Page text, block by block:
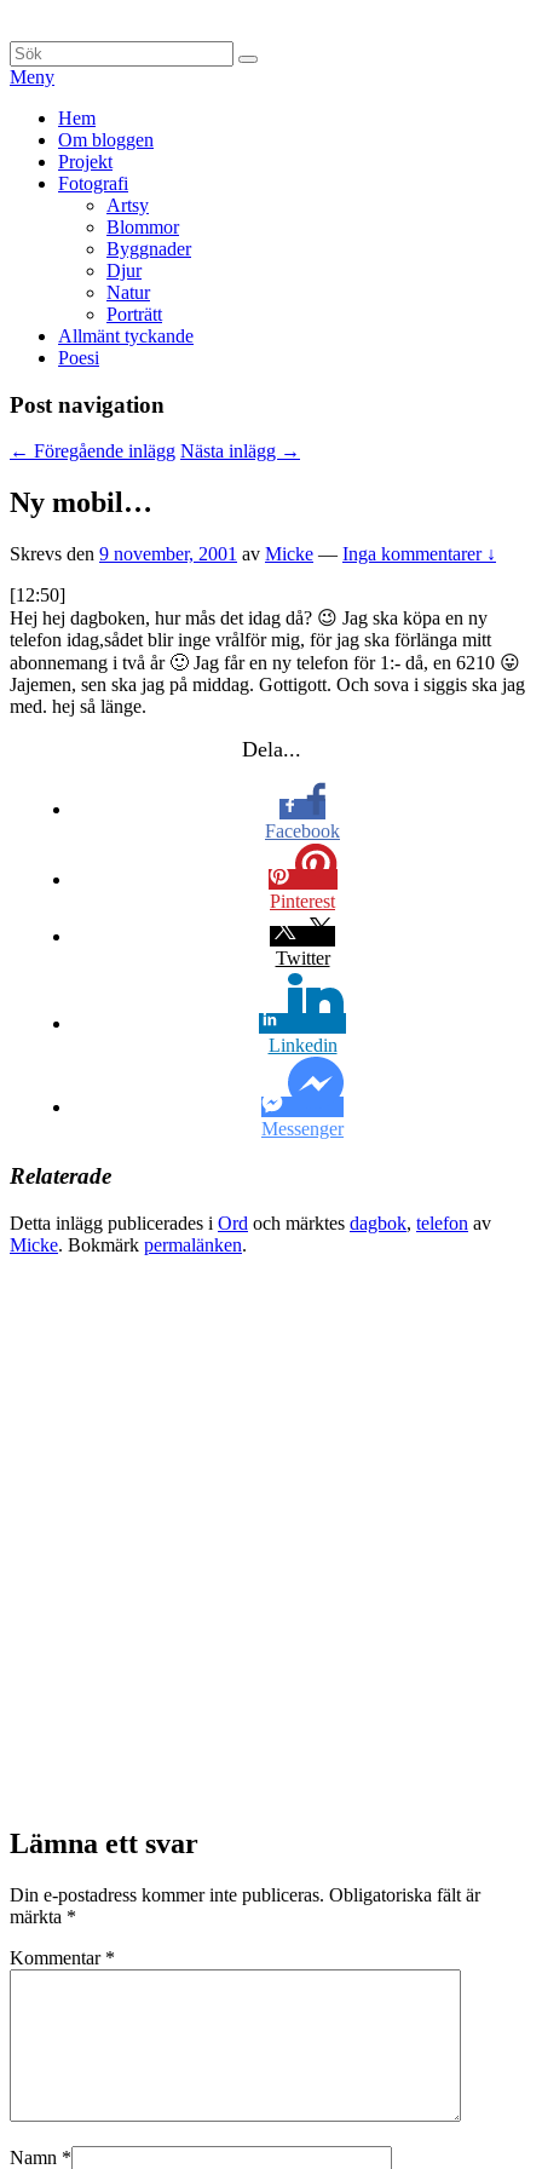
till
innehåll
Sök
efter:
Sök
Meny
Primär
meny
Hem
Om bloggen
Projekt
Fotografi
Artsy
Blommor
Byggnader
Djur
Natur
Porträtt
Allmänt tyckande
Poesi
Post navigation
← Föregående inlägg Nästa inlägg →
Ny mobil…
Skrevs den 9 november, 2001 av Micke — Inga kommentarer ↓
[12:50]
Hej hej dagboken, hur mås det idag då? 😉 Jag ska köpa en ny
telefon idag,sådet blir inge vrålför mig, för jag ska förlänga mitt
abonnemang i två år 🙂 Jag får en ny telefon för 1:- då, en 6210 😛
Jajemen, sen ska jag på middag. Gottigott. Och sova i siggis ska jag
med. hej så länge.
Dela...
Facebook
Pinterest
Twitter
Linkedin
Messenger
Relaterade
Detta inlägg publicerades i Ord och märktes dagbok, telefon av
Micke. Bokmärk permalänken.
Lämna ett svar
Din e-postadress kommer inte publiceras. Obligatoriska fält är
märkta *
Kommentar *
Namn *